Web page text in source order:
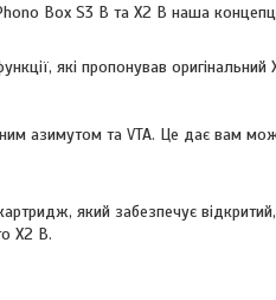
Box S3 B та X2 B наша
які пропонував оригінальний
азимутом та VTA. Це дає вам
який забезпечує
X2 B.